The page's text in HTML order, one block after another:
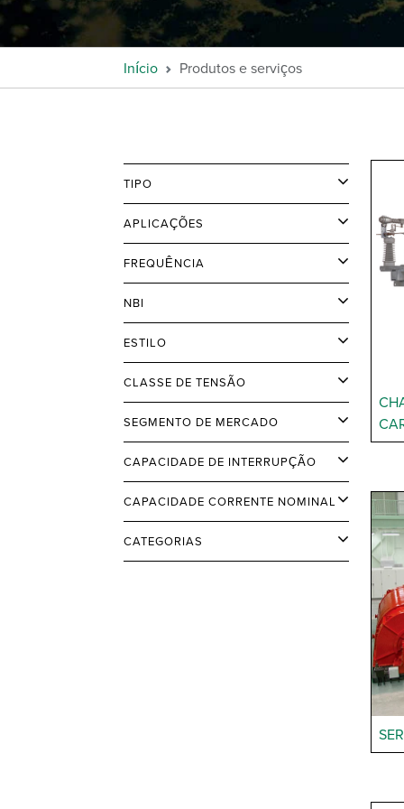
Início Produtos e serviços
TIPO
APLICAÇÕES
FREQUÊNCIA
NBI
ESTILO
CLASSE DE TENSÃO
SEGMENTO DE MERCADO
CAPACIDADE DE INTERRUPÇÃO
CAPACIDADE CORRENTE NOMINAL
CATEGORIAS